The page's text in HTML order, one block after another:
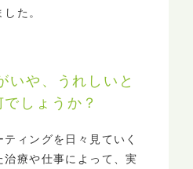
た。
や、うれしいと
しょうか？
ィングを日々見ていく
治療や仕事によって、実